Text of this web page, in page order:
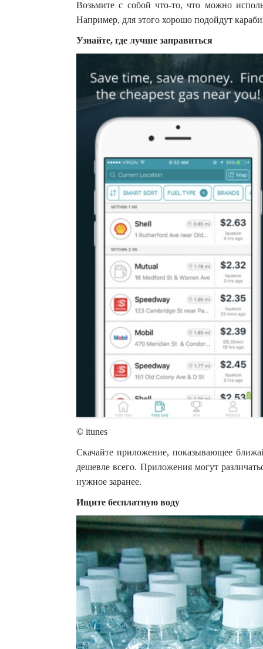
Возьмите с собой что-то, что можно
Например, для этого хорошо подойдут
Узнайте, где лучше заправиться
© itunes
Скачайте приложение, показывающее
дешевле всего. Приложения могут
нужное заранее.
Ищите бесплатную воду